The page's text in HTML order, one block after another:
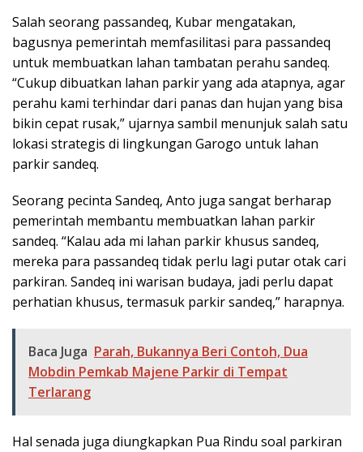
Salah seorang passandeq, Kubar mengatakan,
bagusnya pemerintah memfasilitasi para passandeq
untuk membuatkan lahan tambatan perahu sandeq.
“Cukup dibuatkan lahan parkir yang ada atapnya, agar
perahu kami terhindar dari panas dan hujan yang bisa
bikin cepat rusak,” ujarnya sambil menunjuk salah satu
lokasi strategis di lingkungan Garogo untuk lahan
parkir sandeq.
Seorang pecinta Sandeq, Anto juga sangat berharap
pemerintah membantu membuatkan lahan parkir
sandeq. “Kalau ada mi lahan parkir khusus sandeq,
mereka para passandeq tidak perlu lagi putar otak cari
parkiran. Sandeq ini warisan budaya, jadi perlu dapat
perhatian khusus, termasuk parkir sandeq,” harapnya.
Baca Juga Parah, Bukannya Beri Contoh, Dua
Mobdin Pemkab Majene Parkir di Tempat
Terlarang
Hal senada juga diungkapkan Pua Rindu soal parkiran